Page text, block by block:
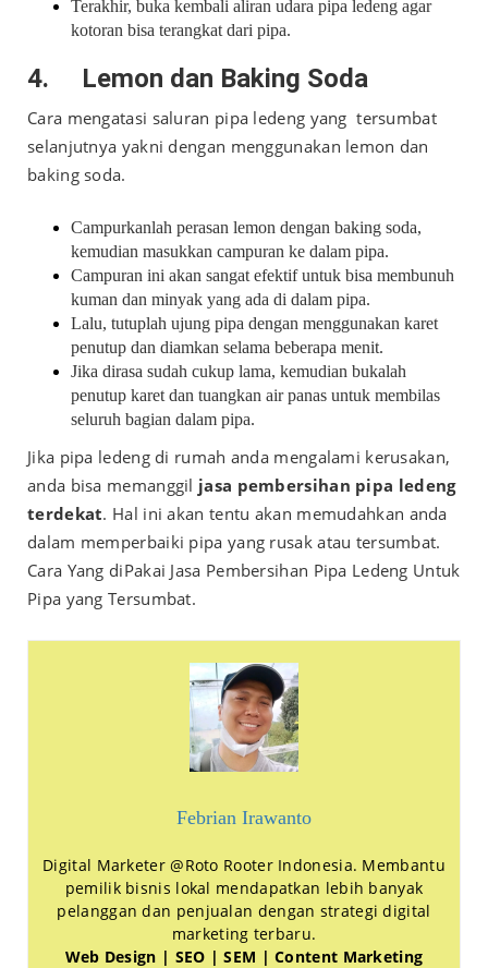
Terakhir, buka kembali aliran udara pipa ledeng agar
kotoran bisa terangkat dari pipa.
4. Lemon dan Baking Soda
Cara mengatasi saluran pipa ledeng yang tersumbat
selanjutnya yakni dengan menggunakan lemon dan
baking soda.
Campurkanlah perasan lemon dengan baking soda,
kemudian masukkan campuran ke dalam pipa.
Campuran ini akan sangat efektif untuk bisa membunuh
kuman dan minyak yang ada di dalam pipa.
Lalu, tutuplah ujung pipa dengan menggunakan karet
penutup dan diamkan selama beberapa menit.
Jika dirasa sudah cukup lama, kemudian bukalah
penutup karet dan tuangkan air panas untuk membilas
seluruh bagian dalam pipa.
Jika pipa ledeng di rumah anda mengalami kerusakan,
anda bisa memanggil jasa pembersihan pipa ledeng
terdekat. Hal ini akan tentu akan memudahkan anda
dalam memperbaiki pipa yang rusak atau tersumbat.
Cara Yang diPakai Jasa Pembersihan Pipa Ledeng Untuk
Pipa yang Tersumbat.
Febrian Irawanto
Digital Marketer @Roto Rooter Indonesia. Membantu
pemilik bisnis lokal mendapatkan lebih banyak
pelanggan dan penjualan dengan strategi digital
marketing terbaru.
Web Design | SEO | SEM | Content Marketing